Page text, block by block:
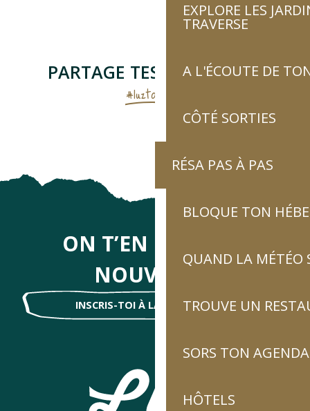
EXPLORE LES
TRAVERSE
A L'ÉCOUTE DE
CÔTÉ SORTIES
RÉSA PAS À PAS
BLOQUE TON
QUAND LA MÉTÉO
TROUVE UN
SORS TON AGENDA
HÔTELS
PARTAGE TES AVENTURES
#luztourisme
ON T’EN DIRA DES
NOUVELLES
INSCRIS-TOI À LA NEWSLETTER !